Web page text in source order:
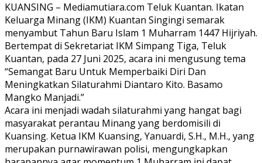
KUANSING – Mediamutiara.com Teluk Kuantan. Ikatan
Keluarga Minang (IKM) Kuantan Singingi semarak
menyambut Tahun Baru Islam 1 Muharram 1447 Hijriyah.
Bertempat di Sekretariat IKM Simpang Tiga, Teluk
Kuantan, pada 27 Juni 2025, acara ini mengusung tema
“Semangat Baru Untuk Memperbaiki Diri Dan
Meningkatkan Silaturahmi Diantaro Kito. Basamo
Mangko Manjadi.”
Acara ini menjadi wadah silaturahmi yang hangat bagi
masyarakat perantau Minang yang berdomisili di
Kuansing. Ketua IKM Kuansing, Yanuardi, S.H., M.H., yang
merupakan purnawirawan polisi, mengungkapkan